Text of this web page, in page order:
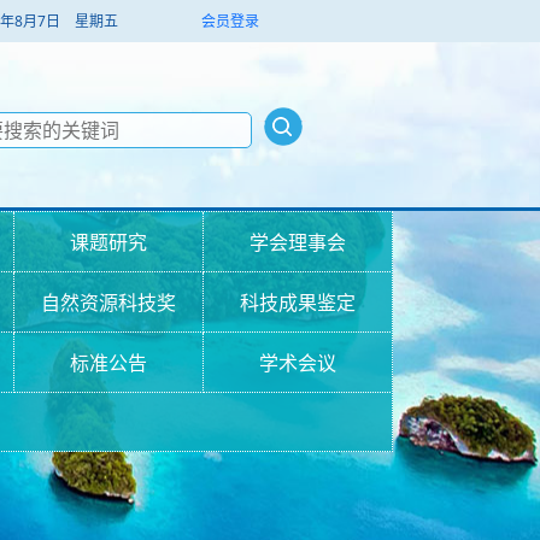
年8月7日 星期五 会员登录
课题研究 学会理事会
自然资源科技奖 科技成果鉴定
标准公告 学术会议